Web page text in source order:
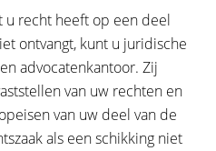
u recht heeft op een deel
ontvangt, kunt u juridische
advocatenkantoor. Zij
van uw rechten en
van uw deel van de
als een schikking niet